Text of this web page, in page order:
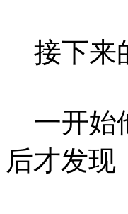
接下来
一开始
后才发现